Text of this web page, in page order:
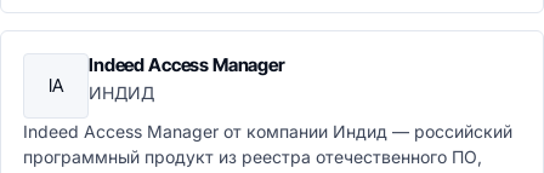
Совместная работа
Корпоративные соцсети
Файлообменники
Браузеры и интернет
Веб-браузеры
IA
Indeed Access Manager
ИНДИД
Indeed Access Manager от компании Индид — российский
программный продукт из реестра отечественного ПО,